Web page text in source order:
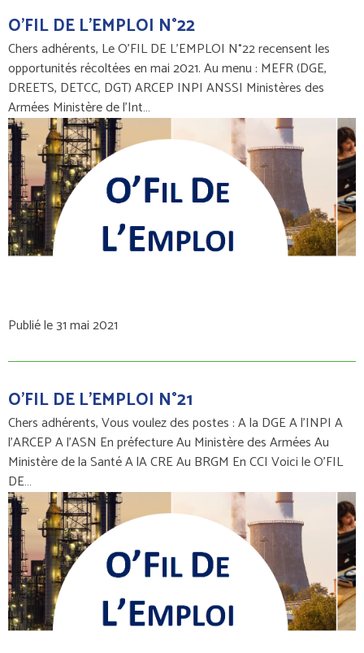
O'FIL DE L'EMPLOI N°22
Chers adhérents, Le O'FIL DE L'EMPLOI N°22 recensent les
opportunités récoltées en mai 2021. Au menu : MEFR (DGE,
DREETS, DETCC, DGT) ARCEP INPI ANSSI Ministères des
Armées Ministère de l'Int…
Publié le 31 mai 2021
O'FIL DE L'EMPLOI N°21
Chers adhérents, Vous voulez des postes : A la DGE A l'INPI A
l'ARCEP A l'ASN En préfecture Au Ministère des Armées Au
Ministère de la Santé A lA CRE Au BRGM En CCI Voici le O'FIL
DE…